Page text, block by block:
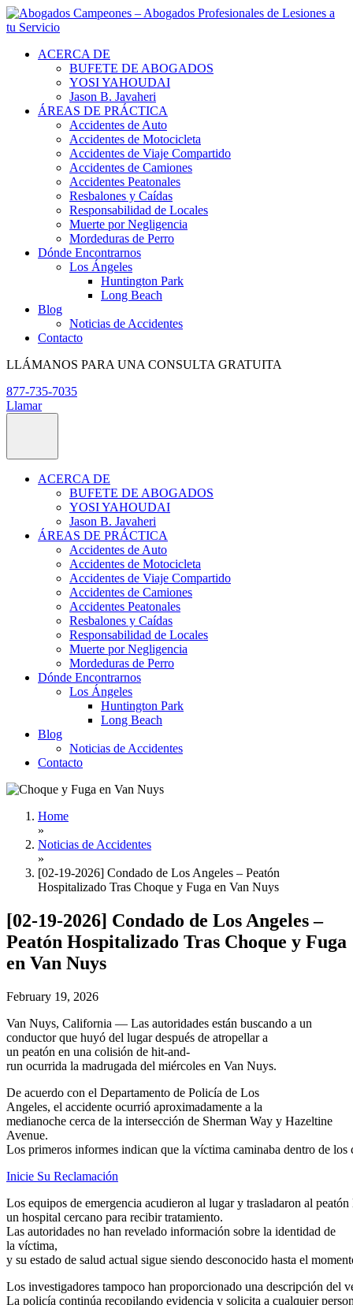
ACERCA DE
BUFETE DE ABOGADOS
YOSI YAHOUDAI
Jason B. Javaheri
ÁREAS DE PRÁCTICA
Accidentes de Auto
Accidentes de Motocicleta
Accidentes de Viaje Compartido
Accidentes de Camiones
Accidentes Peatonales
Resbalones y Caídas
Responsabilidad de Locales
Muerte por Negligencia
Mordeduras de Perro
Dónde Encontrarnos
Los Ángeles
Huntington Park
Long Beach
Blog
Noticias de Accidentes
Contacto
LLÁMANOS PARA UNA CONSULTA GRATUITA
877-735-7035
Llamar
ACERCA DE
BUFETE DE ABOGADOS
YOSI YAHOUDAI
Jason B. Javaheri
ÁREAS DE PRÁCTICA
Accidentes de Auto
Accidentes de Motocicleta
Accidentes de Viaje Compartido
Accidentes de Camiones
Accidentes Peatonales
Resbalones y Caídas
Responsabilidad de Locales
Muerte por Negligencia
Mordeduras de Perro
Dónde Encontrarnos
Los Ángeles
Huntington Park
Long Beach
Blog
Noticias de Accidentes
Contacto
Home
»
Noticias de Accidentes
»
[02-19-2026] Condado de Los Angeles – Peatón
Hospitalizado Tras Choque y Fuga en Van Nuys
[02-19-2026] Condado de Los Angeles –
Peatón Hospitalizado Tras Choque y Fuga
en Van Nuys
February 19, 2026
Van Nuys, California — Las autoridades están buscando a un
conductor que huyó del lugar después de atropellar a
un peatón en una colisión de hit-and-
run ocurrida la madrugada del miércoles en Van Nuys.
De acuerdo con el Departamento de Policía de Los
Angeles, el accidente ocurrió aproximadamente a la
medianoche cerca de la intersección de Sherman Way y Hazeltine
Avenue.
Los primeros informes indican que la víctima caminaba dentro de
Inicie Su Reclamación
Los equipos de emergencia acudieron al lugar y trasladaron al peatón
un hospital cercano para recibir tratamiento.
Las autoridades no han revelado información sobre la identidad de
la víctima,
y su estado de salud actual sigue siendo desconocido hasta el
Los investigadores tampoco han proporcionado una descripción del
La policía continúa recopilando evidencia y solicita a cualquier